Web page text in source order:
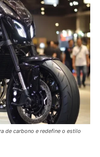
de carbono e redefine o estilo